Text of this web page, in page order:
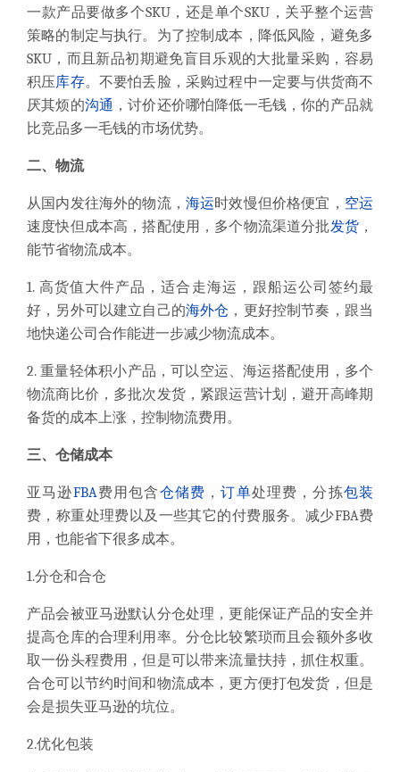
一款产品要做多个SKU，还是单个SKU ，关乎整个运营
策略的制定与执行。为了控制成本，降低风险，避免多
SKU ，而且新品初期避免盲目乐观的大批量采购，容易
积压库存。不要怕丢脸，采购过程中一定要与供货商不
厌其烦的沟通 ，讨价还价哪怕降低一毛钱，你的产品就
比竞品多一毛钱的市场优势。
二、物流
从国内发往海外的物流， 海运时效慢但价格便宜， 空运
速度快但成本高，搭配使用，多个物流渠道分批发货 ，
能节省物流成本。
1.高货值大件产品，适合走海运，跟船运公司签约最
好，另外可以建立自己的海外仓 ，更好控制节奏，跟当
地快递公司合作能进一步减少物流成本。
2.重量轻体积小产品，可以空运、海运搭配使用，多个
物流商比价，多批次发货，紧跟运营计划，避开高峰期
备货的成本上涨，控制物流费用。
三、仓储成本
亚马逊FBA费用包含仓储费 ，订单处理费，分拣包装
费，称重处理费以及一些其它的付费服务。 减少FBA费
用，也能省下很多成本。
1.分仓和合仓
产品会被亚马逊默认分仓处理，更能保证产品的安全并
提高仓库的合理利用率。 分仓比较繁琐而且会额外多收
取一份头程费用 ，但是可以带来流量扶持，抓住权重。
合仓可以节约时间和物流成本，更方便打包发货，但是
会是损失亚马逊的坑位。
2.优化包装